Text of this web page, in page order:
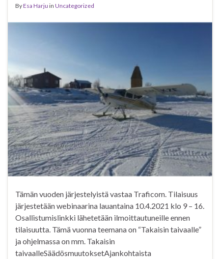
ByEsa Harju in Uncategorized
Tämän vuoden järjestelyistä vastaa Traficom. Tilaisuus
järjestetään webinaarina lauantaina 10.4.2021 klo 9 – 16.
Osallistumislinkki lähetetään ilmoittautuneille ennen
tilaisuutta. Tämä vuonna teemana on “Takaisin taivaalle”
ja ohjelmassa on mm. Takaisin
taivaalleSäädösmuutoksetAjankohtaista